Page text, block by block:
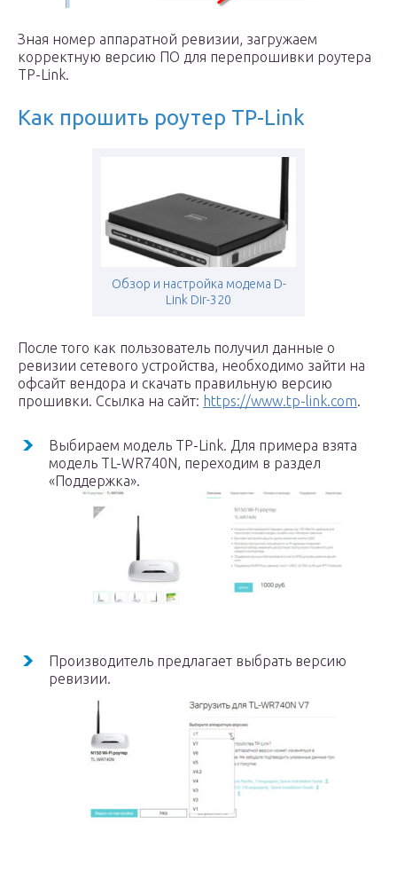
Зная номер аппаратной ревизии, загружаем
корректную версию ПО для перепрошивки роутера
TP-Link.
Как прошить роутер TP-Link
Обзор и настройка модема D-
Link Dir-320
После того как пользователь получил данные о
ревизии сетевого устройства, необходимо зайти на
офсайт вендора и скачать правильную версию
прошивки. Ссылка на сайт: https://www.tp-link.com.
Выбираем модель TP-Link. Для примера взята
модель TL-WR740N, переходим в раздел
«Поддержка».
Производитель предлагает выбрать версию
ревизии.